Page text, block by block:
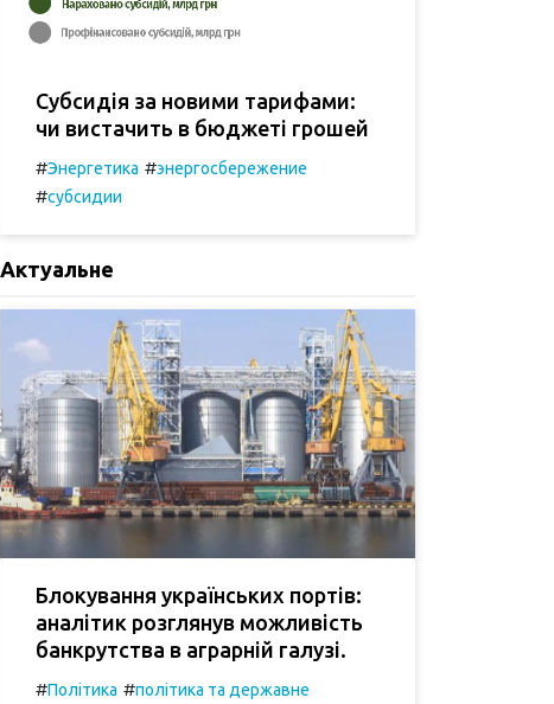
Субсидія за новими тарифами:
чи вистачить в бюджеті грошей
#Энергетика #энергосбережение
#субсидии
Актуальне
Блокування українських портів:
аналітик розглянув можливість
банкрутства в аграрній галузі.
#Політика #політика та державне